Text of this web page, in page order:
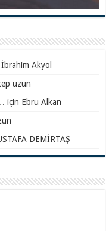
İbrahim Akyol
uzun
için Ebru Alkan
DEMİRTAŞ